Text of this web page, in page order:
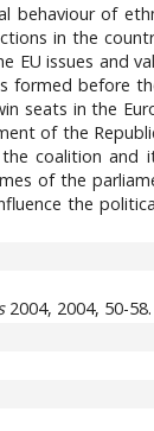
of
in the
issues and
formed before
seats in the
of the
coalition and
of the
the
2004, 2004, 50-58.